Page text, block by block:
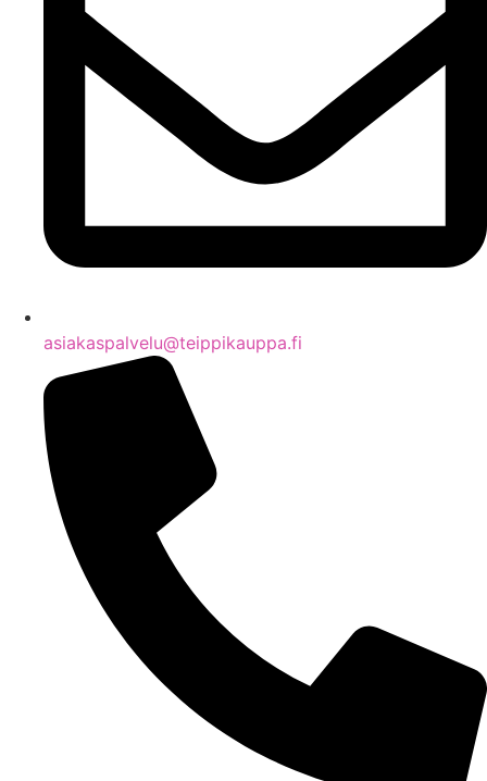
asiakaspalvelu@teippikauppa.fi